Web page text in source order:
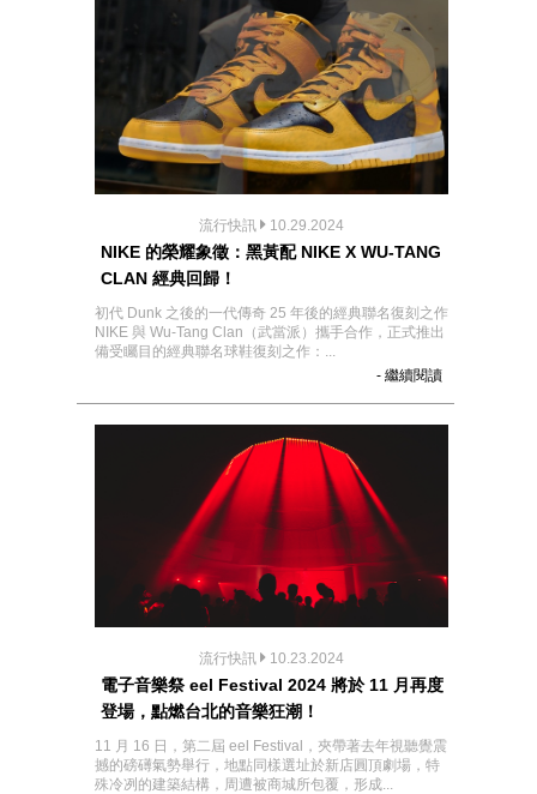
流行快訊 10.29.2024
NIKE 的榮耀象徵：黑黃配 NIKE X WU-TANG
CLAN 經典回歸！
初代 Dunk 之後的一代傳奇 25 年後的經典聯名復刻之作
NIKE 與 Wu-Tang Clan（武當派）攜手合作，正式推出
備受矚目的經典聯名球鞋復刻之作：...
- 繼續閱讀
流行快訊 10.23.2024
電子音樂祭 eel Festival 2024 將於 11 月再度
登場，點燃台北的音樂狂潮！
11 月 16 日，第二屆 eel Festival，夾帶著去年視聽覺震
撼的磅礡氣勢舉行，地點同樣選址於新店圓頂劇場，特
殊冷冽的建築結構，周遭被商城所包覆，形成...